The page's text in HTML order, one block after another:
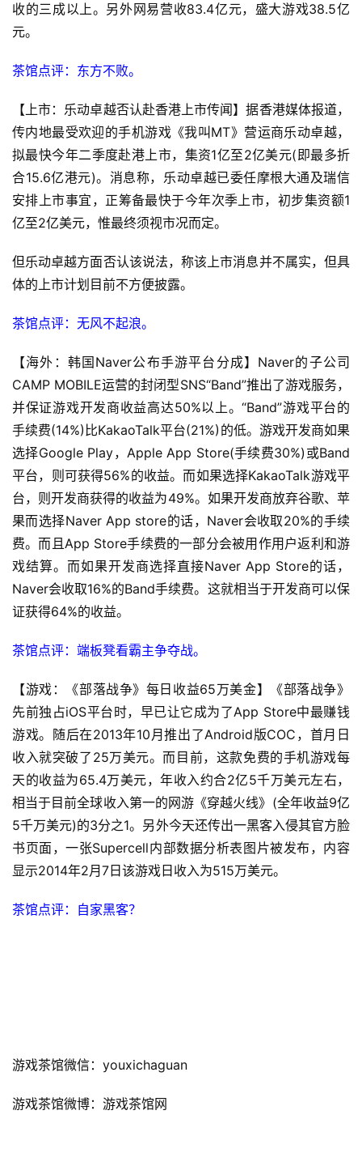
首
页
游
茶
创
游
戏
业
界
手
机
游
戏
单
机
游
戏
休
闲
游
戏
2
0
2
5
第
十
三
金
茶
奖
日
收的三成以上。另外网易营收83.4亿元，盛大游戏38.5亿
元。
茶馆点评：东方不败。
【上市：乐动卓越否认赴香港上市传闻】据香港媒体报道，
传内地最受欢迎的手机游戏《我叫MT》营运商乐动卓越，
拟最快今年二季度赴港上市，集资1亿至2亿美元(即最多折
合15.6亿港元)。消息称，乐动卓越已委任摩根大通及瑞信
安排上市事宜，正筹备最快于今年次季上市，初步集资额1
亿至2亿美元，惟最终须视市况而定。
但乐动卓越方面否认该说法，称该上市消息并不属实，但具
体的上市计划目前不方便披露。
茶馆点评：无风不起浪。
【海外：韩国Naver公布手游平台分成】Naver的子公司
CAMP MOBILE运营的封闭型SNS“Band”推出了游戏服务，
并保证游戏开发商收益高达50%以上。“Band”游戏平台的
手续费(14%)比KakaoTalk平台(21%)的低。游戏开发商如果
选择Google Play，Apple App Store(手续费30%)或Band
平台，则可获得56%的收益。而如果选择KakaoTalk游戏平
台，则开发商获得的收益为49%。如果开发商放弃谷歌、苹
果而选择Naver App store的话，Naver会收取20%的手续
费。而且App Store手续费的一部分会被用作用户返利和游
戏结算。而如果开发商选择直接Naver App Store的话，
Naver会收取16%的Band手续费。这就相当于开发商可以保
证获得64%的收益。
茶馆点评：端板凳看霸主争夺战。
【游戏：《部落战争》每日收益65万美金】《部落战争》
先前独占iOS平台时，早已让它成为了App Store中最赚钱
游戏。随后在2013年10月推出了Android版COC，首月日
收入就突破了25万美元。而目前，这款免费的手机游戏每
天的收益为65.4万美元，年收入约合2亿5千万美元左右，
相当于目前全球收入第一的网游《穿越火线》(全年收益9亿
5千万美元)的3分之1。另外今天还传出一黑客入侵其官方脸
书页面，一张Supercell内部数据分析表图片被发布，内容
显示2014年2月7日该游戏日收入为515万美元。
茶馆点评：自家黑客？
游戏茶馆微信：youxichaguan
游戏茶馆微博：游戏茶馆网